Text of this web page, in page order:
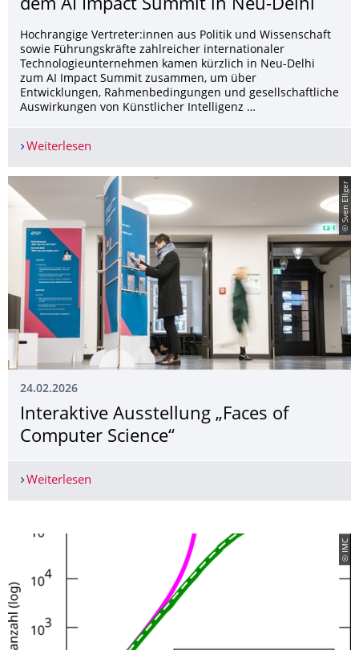
dem AI Impact Summit in Neu-Delhi
Hochrangige Vertreter:innen aus Politik und Wissenschaft
sowie Führungskräfte zahlreicher internationaler
Technologieunternehmen kamen kürzlich in Neu-Delhi
zum AI Impact Summit zusammen, um über
Entwicklungen, Rahmenbedingungen und gesellschaftliche
Auswirkungen von Künstlicher Intelligenz …
Weiterlesen
© Sven Ellger
24.02.2026
Interaktive Ausstellung „Faces of
Computer Science“
Weiterlesen
© IMC